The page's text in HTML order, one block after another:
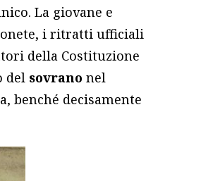
La giovane e
i ritratti ufficiali
della Costituzione
del sovranonel
benché decisamente